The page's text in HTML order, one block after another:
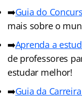
➡️Guia do
mais sobre o
➡️Aprenda a
de professores
estudar melhor!
➡️Guia da